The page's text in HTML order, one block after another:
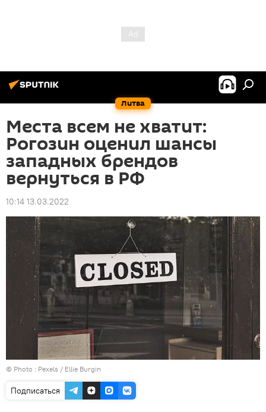
Литва
Места всем не хватит:
Рогозин оценил шансы
западных брендов
вернуться в РФ
10:14 13.03.2022
© Photo : Рexels / Ellie Burgin
Подписаться